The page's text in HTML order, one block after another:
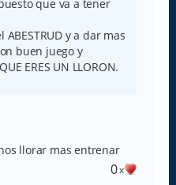
que va a tener
y a dar mas
buen juego y
ERES UN LLORON.
llorar mas entrenar
0x